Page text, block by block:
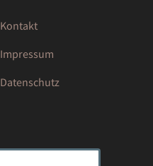
Kontakt
Impressum
Datenschutz